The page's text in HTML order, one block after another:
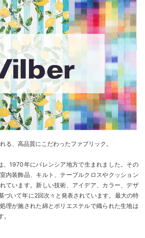
る、高品質にこだわったファブリック。
、1970年にバレンシア地方で生まれました。その
内装飾品、キルト、テーブルクロスやクッション
ています。新しい技術、アイデア、カラー、デザ
づいて年に2回次々と発表されています。最大の特
理が施された綿とポリエステルで織られた生地は